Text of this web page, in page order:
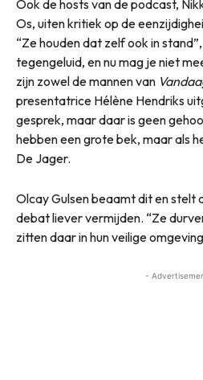
Ook de hosts van de podcast,
Os, uiten kritiek op de
“Ze houden dat zelf ook in
tegengeluid, en nu mag je niet
zijn zowel de mannen van
presentatrice Hélène Hendriks
gesprek, maar daar is geen
hebben een grote bek, maar als
De Jager.
Olcay Gulsen beaamt dit en stelt
debat liever vermijden. “Ze
zitten daar in hun veilige
-